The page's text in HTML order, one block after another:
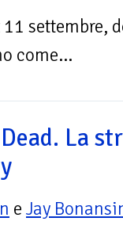
settembre,
come...
La
e Jay